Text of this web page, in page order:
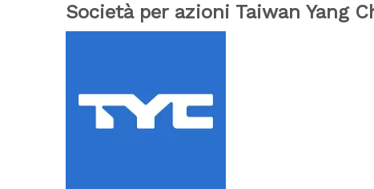
Società per azioni Taiwan Yang